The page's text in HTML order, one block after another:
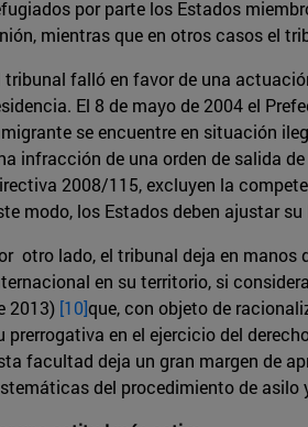
por parte los Estados
mientras que en otros casos el
tribunal falló en favor de una
El 8 de mayo de 2004 el
se encuentre en situación
infracción de una orden de salida
2008/115, excluyen la
modo, los Estados deben ajustar
otro lado, el tribunal deja en manos
en su territorio, si
2013) [10]que, con objeto de
prerrogativa en el ejercicio del
facultad deja un gran margen de
del procedimiento de asilo